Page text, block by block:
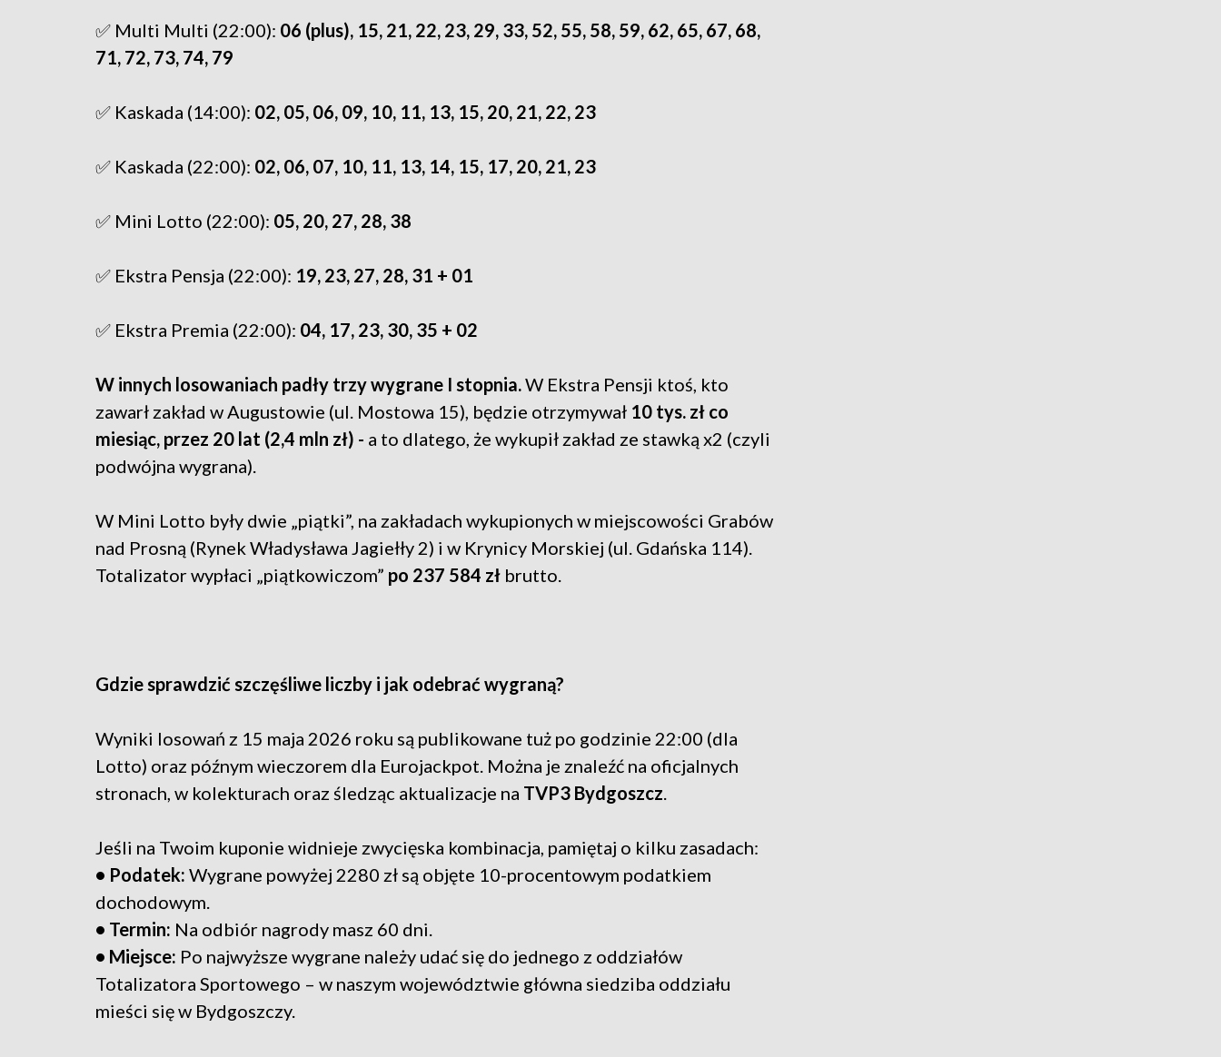
✅ Multi Multi (22:00): 06 (plus), 15, 21, 22, 23, 29, 33, 52, 55, 58, 59, 62, 65, 67, 68,
71, 72, 73, 74, 79
✅ Kaskada (14:00): 02, 05, 06, 09, 10, 11, 13, 15, 20, 21, 22, 23
✅ Kaskada (22:00): 02, 06, 07, 10, 11, 13, 14, 15, 17, 20, 21, 23
✅ Mini Lotto (22:00): 05, 20, 27, 28, 38
✅ Ekstra Pensja (22:00): 19, 23, 27, 28, 31 + 01
✅ Ekstra Premia (22:00): 04, 17, 23, 30, 35 + 02
W innych losowaniach padły trzy wygrane I stopnia.W Ekstra Pensji ktoś, kto
zawarł zakład w Augustowie (ul. Mostowa 15), będzie otrzymywał 10 tys. zł co
miesiąc, przez 20 lat (2,4 mln zł) - a to dlatego, że wykupił zakład ze stawką x2 (czyli
podwójna wygrana).
W Mini Lotto były dwie „piątki”, na zakładach wykupionych w miejscowości Grabów
nad Prosną (Rynek Władysława Jagiełły 2) i w Krynicy Morskiej (ul. Gdańska 114).
Totalizator wypłaci „piątkowiczom” po 237 584 zł brutto.
Gdzie sprawdzić szczęśliwe liczby i jak odebrać wygraną?
Wyniki losowań z 15 maja 2026 roku są publikowane tuż po godzinie 22:00 (dla
Lotto) oraz późnym wieczorem dla Eurojackpot. Można je znaleźć na oficjalnych
stronach, w kolekturach oraz śledząc aktualizacje na TVP3 Bydgoszcz.
Jeśli na Twoim kuponie widnieje zwycięska kombinacja, pamiętaj o kilku zasadach:
• Podatek: Wygrane powyżej 2280 zł są objęte 10-procentowym podatkiem
dochodowym.
• Termin: Na odbiór nagrody masz 60 dni.
• Miejsce: Po najwyższe wygrane należy udać się do jednego z oddziałów
Totalizatora Sportowego – w naszym województwie główna siedziba oddziału
mieści się w Bydgoszczy.